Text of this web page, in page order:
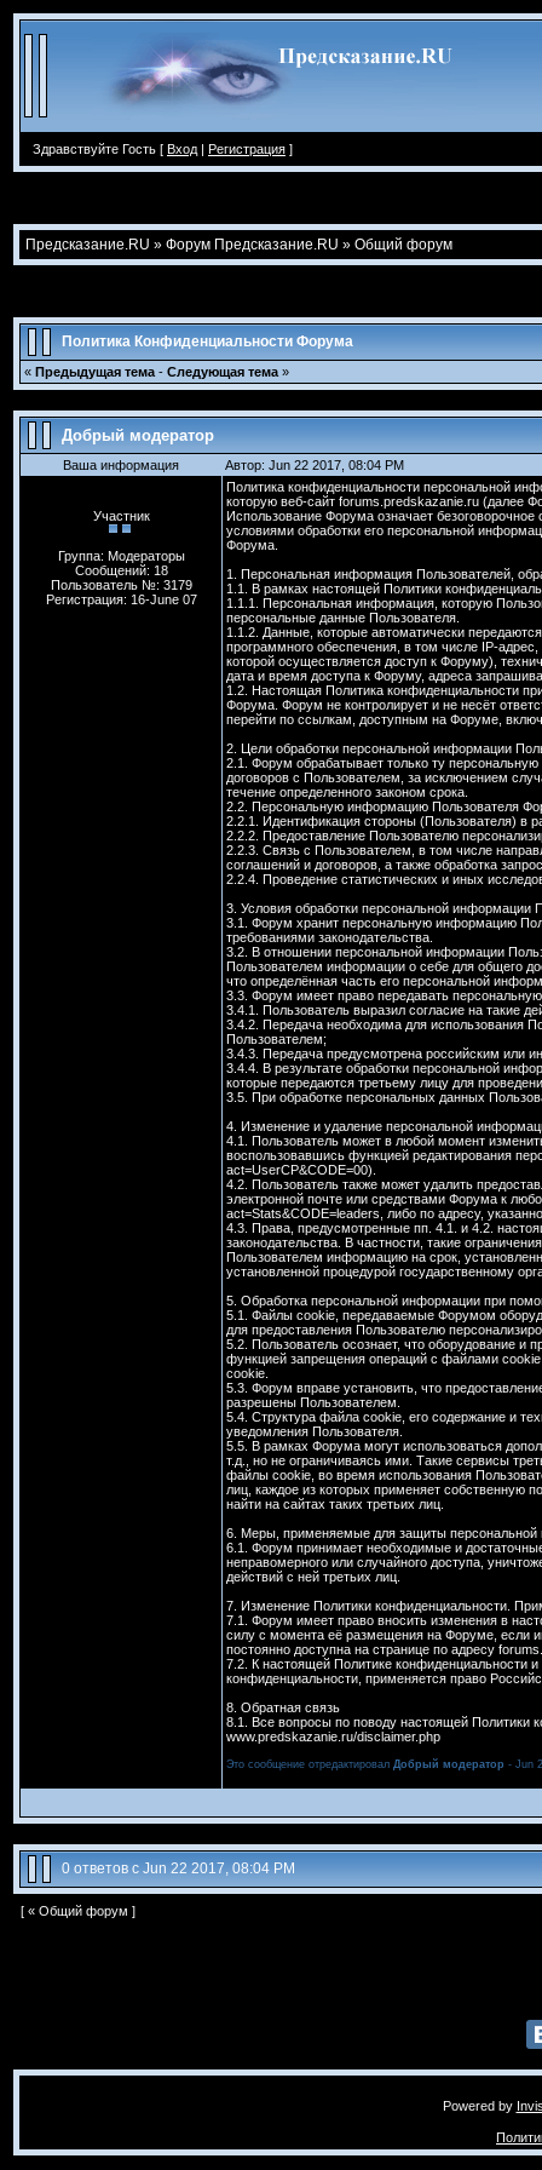
Здравствуйте Гость [ Вход | Регистрация ]
Предсказание.RU » Форум Предсказание.RU » Общий форум
Политика Конфиденциальности Форума
« Предыдущая тема - Следующая тема »
Добрый модератор
Ваша информация Автор: Jun 22 2017, 08:04 PM
Участник
Группа: Модераторы
Сообщений: 18
Пользователь №: 3179
Регистрация: 16-June 07
Политика конфиденциальности персональной
которую веб-сайт forums.predskazanie.ru (далее
Использование Форума означает
условиями обработки его персональной
Форума.
1. Персональная информация Пользователей,
1.1. В рамках настоящей Политики
1.1.1. Персональная информация, которую
персональные данные Пользователя.
1.1.2. Данные, которые автоматически
программного обеспечения, в том числе IP-
которой осуществляется доступ к Форуму),
дата и время доступа к Форуму, адреса
1.2. Настоящая Политика конфиденциальности
Форума. Форум не контролирует и не несёт
перейти по ссылкам, доступным на Форуме,
2. Цели обработки персональной информации
2.1. Форум обрабатывает только ту
договоров с Пользователем, за исключением
течение определенного законом срока.
2.2. Персональную информацию Пользователя
2.2.1. Идентификация стороны (Пользователя) в
2.2.2. Предоставление Пользователю
2.2.3. Связь с Пользователем, в том числе
соглашений и договоров, а также обработка
2.2.4. Проведение статистических и иных
3. Условия обработки персональной информации
3.1. Форум хранит персональную информацию
требованиями законодательства.
3.2. В отношении персональной информации
Пользователем информации о себе для общего
что определённая часть его персональной
3.3. Форум имеет право передавать
3.4.1. Пользователь выразил согласие на такие
3.4.2. Передача необходима для использования
Пользователем;
3.4.3. Передача предусмотрена российским или
3.4.4. В результате обработки персональной
которые передаются третьему лицу для
3.5. При обработке персональных данных
4. Изменение и удаление персональной
4.1. Пользователь может в любой момент
воспользовавшись функцией редактирования
act=UserCP&CODE=00).
4.2. Пользователь также может удалить
электронной почте или средствами Форума к
act=Stats&CODE=leaders, либо по адресу,
4.3. Права, предусмотренные пп. 4.1. и 4.2.
законодательства. В частности, такие
Пользователем информацию на срок,
установленной процедурой государственному
5. Обработка персональной информации при
5.1. Файлы cookie, передаваемые Форумом
для предоставления Пользователю
5.2. Пользователь осознает, что оборудование и
функцией запрещения операций с файлами
cookie.
5.3. Форум вправе установить, что
разрешены Пользователем.
5.4. Структура файла cookie, его содержание и
уведомления Пользователя.
5.5. В рамках Форума могут использоваться
т.д., но не ограничиваясь ими. Такие сервисы
файлы cookie, во время использования
лиц, каждое из которых применяет собственную
найти на сайтах таких третьих лиц.
6. Меры, применяемые для защиты персональной
6.1. Форум принимает необходимые и
неправомерного или случайного доступа,
действий с ней третьих лиц.
7. Изменение Политики конфиденциальности.
7.1. Форум имеет право вносить изменения в
силу с момента её размещения на Форуме, если
постоянно доступна на странице по адресу
7.2. К настоящей Политике
конфиденциальности, применяется право
8. Обратная связь
8.1. Все вопросы по поводу настоящей Политики
www.predskazanie.ru/disclaimer.php
Это сообщение отредактировал Добрый модератор - Jun
0 ответов с Jun 22 2017, 08:04 PM
[ « Общий форум ]
Powered by